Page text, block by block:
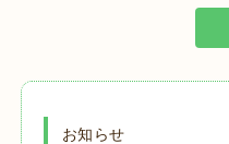
お知らせ